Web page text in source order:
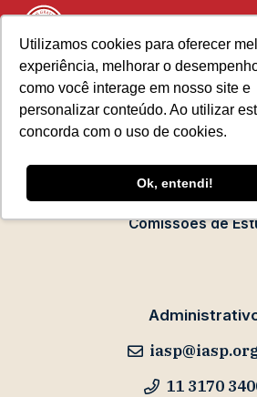
Utilizamos cookies para oferecer
experiência, melhorar o
como você interage em nosso site e
personalizar conteúdo. Ao utilizar
concorda com o uso de cookies.
Ok, entendi!
Sobre o IASP
Requisitos de
Escola Paulista de
Acontece no
Eventos
Comissões de
11 3170